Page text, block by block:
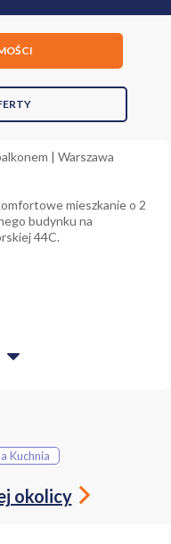
| Warszawa
mieszkanie o 2
budynku na
44C.
do wypoczynku.
się zarówno dla
poszukującego
w garażu podziemnym,
Kuchnia
okolicy